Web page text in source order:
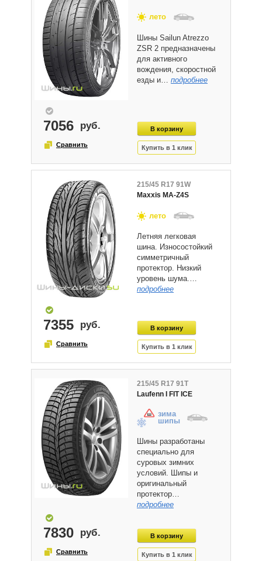
лето
Шины Sailun Atrezzo
ZSR 2 предназначены
для активного
вождения, скоростной
езды и… подробнее
7056
215/45 R17 91W
Maxxis MA-Z4S
лето
Летняя легковая
шина. Износостойкий
симметричный
протектор. Низкий
уровень шума.…
подробнее
7355
215/45 R17 91T
Laufenn I FIT ICE
зима
шипы
Шины разработаны
специально для
суровых зимних
условий. Шипы и
оригинальный
протектор…
подробнее
7830